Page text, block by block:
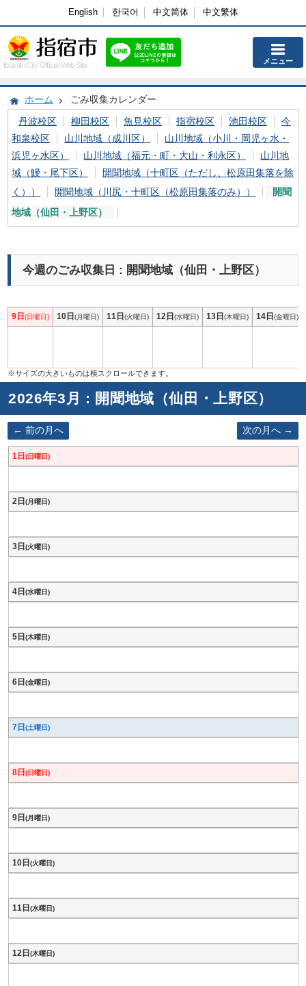
English 한국어 中文简体 中文繁体
Ibusuki City Official Web Site メニュー
ホーム
ごみ収集カレンダー
丹波校区
柳田校区 魚見校区 指宿校区 池田校区
今
和泉校区
山川地域（成川区）
山川地域（小川・岡児ヶ水・
浜児ヶ水区）
山川地域（福元・町・大山・利永区）
山川地
域（鰻・尾下区）
開聞地域（十町区（ただし、松原田集落を除
く））
開聞地域（川尻・十町区（松原田集落のみ））
開聞
地域（仙田・上野区）
今週のごみ収集日 : 開聞地域（仙田・上野区）
9日(日曜日) 10日(月曜日) 11日(火曜日) 12日(水曜日) 13日(木曜日) 14日(金曜日)
2026年3月 : 開聞地域（仙田・上野区）
前の月へ 次の月へ
1日 (日曜日)
2日 (月曜日)
3日 (火曜日)
4日 (水曜日)
5日 (木曜日)
6日 (金曜日)
7日 (土曜日)
8日 (日曜日)
9日 (月曜日)
10日 (火曜日)
11日 (水曜日)
12日 (木曜日)